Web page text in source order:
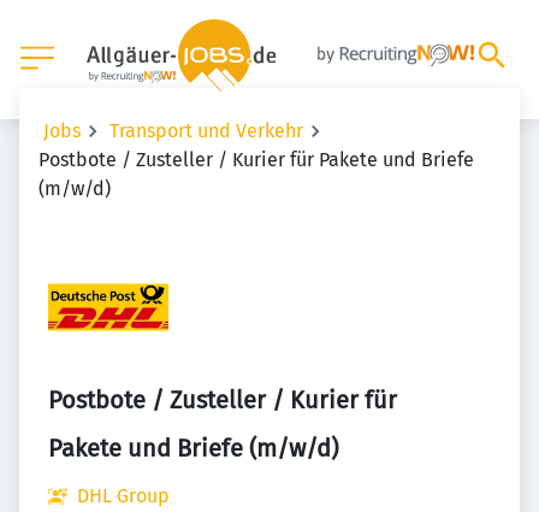
Jobs
Transport und Verkehr
Postbote / Zusteller / Kurier für Pakete und Briefe
(m/w/d)
Postbote / Zusteller / Kurier für
Pakete und Briefe (m/w/d)
DHL Group